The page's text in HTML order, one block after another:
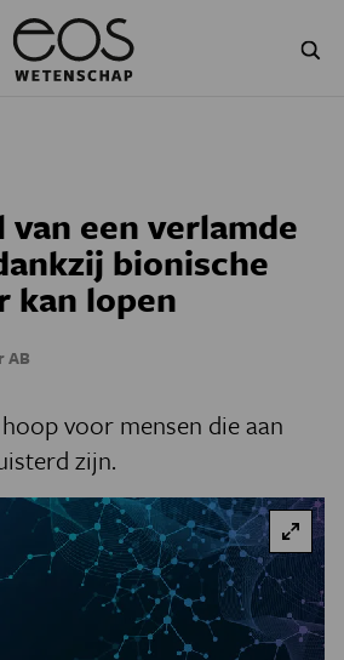
GESCHIEDENIS
van een verlamde
bionische
kan lopen
AB
voor mensen die aan
zijn.